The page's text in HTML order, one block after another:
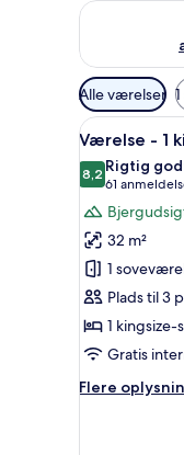
Tjek
Tilgængelige
filtre
for
værelser
Alle værelser
Indlæs
alle
billeder
af
Værelse
-
kingsize-
seng
-
balkon
6
Værelse - 1
8,28,2 ud af 10
Rigtig
61
(61
32 m²
1
Plads til 3
1 kingsize-
Gratis
Flere
Flere